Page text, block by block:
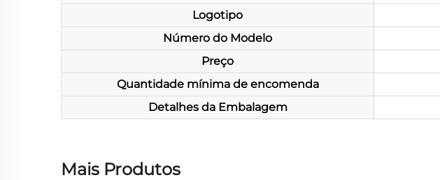
Logotipo
Número do Modelo
Preço
Quantidade mínima de encomenda
Detalhes da Embalagem
Mais Produtos